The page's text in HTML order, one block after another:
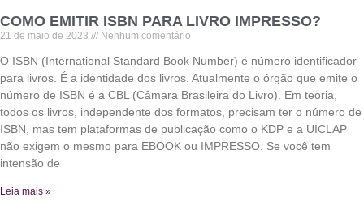
COMO EMITIR ISBN PARA LIVRO IMPRESSO?
21 de maio de 2023 Nenhum comentário
O ISBN (International Standard Book Number) é número identificador
para livros. É a identidade dos livros. Atualmente o órgão que emite o
número de ISBN é a CBL (Câmara Brasileira do Livro). Em teoria,
todos os livros, independente dos formatos, precisam ter o número de
ISBN, mas tem plataformas de publicação como o KDP e a UICLAP
não exigem o mesmo para EBOOK ou IMPRESSO. Se você tem
intensão de
Leia mais »